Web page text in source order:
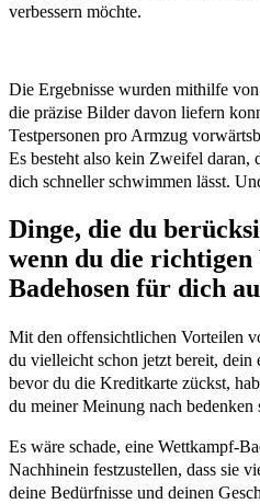
verbessern möchte.
Die Ergebnisse wurden mithilfe von
die präzise Bilder davon liefern
Testpersonen pro Armzug
Es besteht also kein Zweifel daran,
dich schneller schwimmen lässt.
Dinge, die du
wenn du die
Badehosen für dich
Mit den offensichtlichen Vorteilen
du vielleicht schon jetzt bereit, dein
bevor du die Kreditkarte zückst,
du meiner Meinung nach bedenken
Es wäre schade, eine Wettkampf-
Nachhinein festzustellen, dass sie
deine Bedürfnisse und deinen